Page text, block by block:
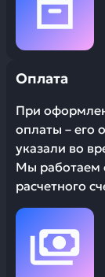
Оплата
При
оплаты – его
указали во
Мы работаем
расчетного